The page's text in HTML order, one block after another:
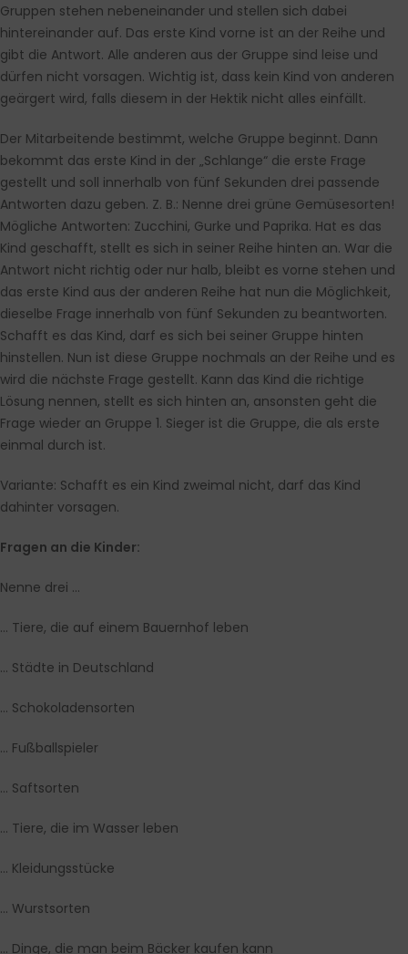
Gruppen stehen nebeneinander und stellen sich dabei
hintereinander auf. Das erste Kind vorne ist an der Reihe und
gibt die Antwort. Alle anderen aus der Gruppe sind leise und
dürfen nicht vorsagen. Wichtig ist, dass kein Kind von anderen
geärgert wird, falls diesem in der Hektik nicht alles einfällt.
Der Mitarbeitende bestimmt, welche Gruppe beginnt. Dann
bekommt das erste Kind in der „Schlange“ die erste Frage
gestellt und soll innerhalb von fünf Sekunden drei passende
Antworten dazu geben. Z. B.: Nenne drei grüne Gemüsesorten!
Mögliche Antworten: Zucchini, Gurke und Paprika. Hat es das
Kind geschafft, stellt es sich in seiner Reihe hinten an. War die
Antwort nicht richtig oder nur halb, bleibt es vorne stehen und
das erste Kind aus der anderen Reihe hat nun die Möglichkeit,
dieselbe Frage innerhalb von fünf Sekunden zu beantworten.
Schafft es das Kind, darf es sich bei seiner Gruppe hinten
hinstellen. Nun ist diese Gruppe nochmals an der Reihe und es
wird die nächste Frage gestellt. Kann das Kind die richtige
Lösung nennen, stellt es sich hinten an, ansonsten geht die
Frage wieder an Gruppe 1. Sieger ist die Gruppe, die als erste
einmal durch ist.
Variante: Schafft es ein Kind zweimal nicht, darf das Kind
dahinter vorsagen.
Fragen an die Kinder:
Nenne drei …
… Tiere, die auf einem Bauernhof leben
… Städte in Deutschland
… Schokoladensorten
… Fußballspieler
… Saftsorten
… Tiere, die im Wasser leben
… Kleidungsstücke
… Wurstsorten
… Dinge, die man beim Bäcker kaufen kann